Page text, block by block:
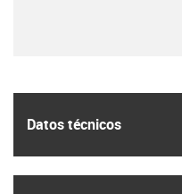
Datos técnicos